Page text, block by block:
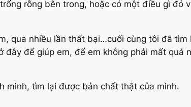
rỗng bên trong, hoặc có một điều gì đó
qua nhiều lần thất bại…cuối cùng tôi đã tìm
để giúp em, để em không phải mất quá
mình, tìm lại được bản chất thật của mình.